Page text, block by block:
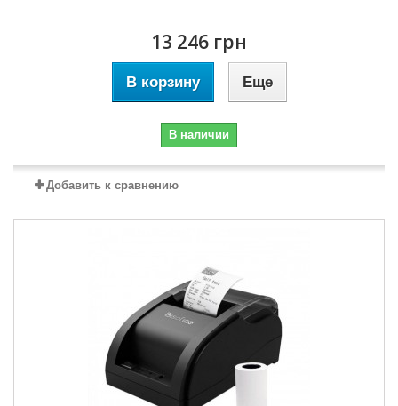
13 246 грн
В корзину Еще
В наличии
Добавить к сравнению